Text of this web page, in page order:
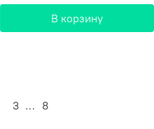
В корзину
3 … 8